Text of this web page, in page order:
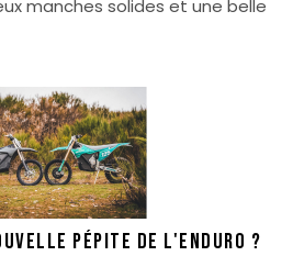
manches solides et une belle
PéPITE DE L'ENDURO ?